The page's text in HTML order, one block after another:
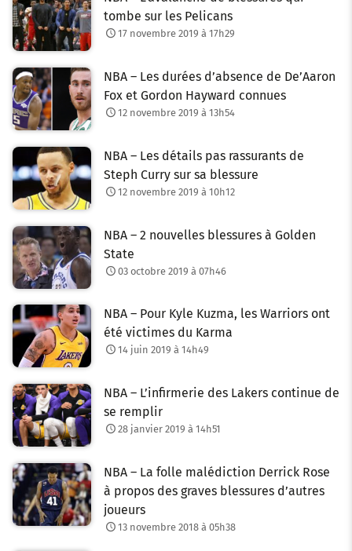
tombe sur les Pelicans
17 novembre 2019 à 17h29
NBA – Les durées d’absence de De’Aaron
Fox et Gordon Hayward connues
12 novembre 2019 à 13h54
NBA – Les détails pas rassurants de
Steph Curry sur sa blessure
12 novembre 2019 à 10h12
NBA – 2 nouvelles blessures à Golden
State
03 octobre 2019 à 07h46
NBA – Pour Kyle Kuzma, les Warriors ont
été victimes du Karma
14 juin 2019 à 14h49
NBA – L’infirmerie des Lakers continue de
se remplir
28 janvier 2019 à 14h51
NBA – La folle malédiction Derrick Rose
à propos des graves blessures d’autres
joueurs
13 novembre 2018 à 05h38